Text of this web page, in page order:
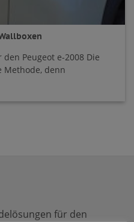
Peugeot e-2008 Die
Methode, denn
für den